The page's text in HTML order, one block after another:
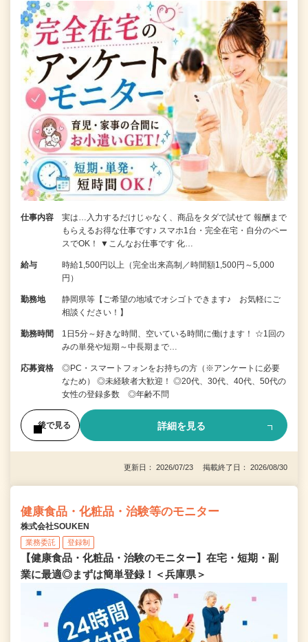
仕事内容
実は…入力するだけじゃなく、商品をタダで試せて 報酬まで
もらえるお得な仕事です♪ スマホ1台・完全在宅・自分のペー
スでOK！ ▼こんなお仕事です 化…
給与
時給1,500円以上（完全出来高制／時間額1,500円～5,000
円）
勤務地
静岡県等【ご希望の地域でオシゴトできます♪ お気軽にご
相談ください！】
勤務時間
1日5分～好きな時間、空いている時間に働けます！ ☆1回の
みの単発や短期～中長期まで…
応募資格
◎PC・スマートフォンをお持ちの方（※アンケートに必要
なため） ◎未経験者大歓迎！ ◎20代、30代、40代、50代の
女性の登録多数 ◎年齢不問
後で見る 詳細を見る
更新日： 2026/07/23 掲載終了日： 2026/08/30
健康食品・化粧品・治験等のモニター
株式会社SOUKEN
業務委託 登録制
【健康食品・化粧品・治験のモニター】在宅・短期・副
業に最適◎まずは簡単登録！＜兵庫県＞